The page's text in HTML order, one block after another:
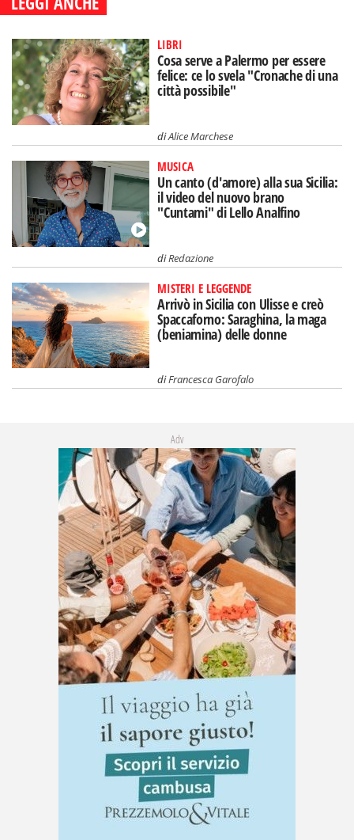
LIBRI
Cosa serve a Palermo per essere
felice: ce lo svela "Cronache di una
città possibile"
diAlice Marchese
MUSICA
Un canto (d'amore) alla sua Sicilia:
il video del nuovo brano
"Cuntami" di Lello Analfino
diRedazione
MISTERI E LEGGENDE
Arrivò in Sicilia con Ulisse e creò
Spaccaforno: Saraghina, la maga
(beniamina) delle donne
diFrancesca Garofalo
Adv